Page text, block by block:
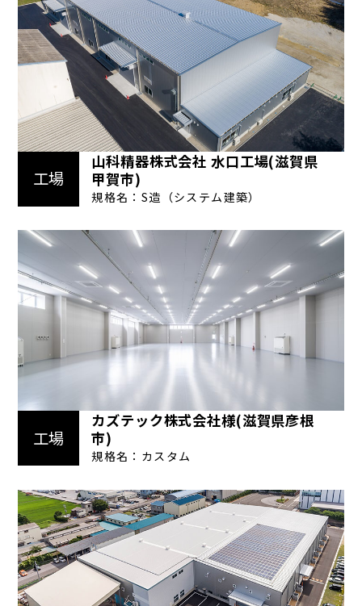
工場
山科精器株式会社 水口工場(滋賀県
甲賀市)
規格名：S造（システム建築）
工場
カズテック株式会社様(滋賀県彦根
市)
規格名：カスタム